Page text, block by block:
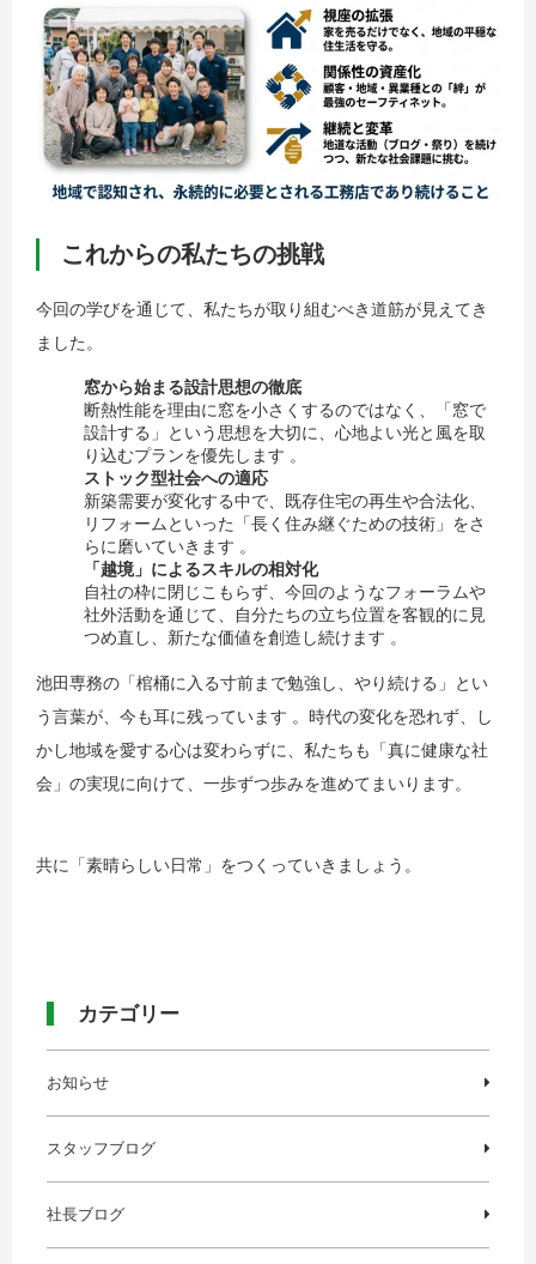
これからの私たちの挑戦
今回の学びを通じて、私たちが取り組むべき道筋が見えてき
ました。
窓から始まる設計思想の徹底
断熱性能を理由に窓を小さくするのではなく、「窓で
設計する」という思想を大切に、心地よい光と風を取
り込むプランを優先します 。
ストック型社会への適応
新築需要が変化する中で、既存住宅の再生や合法化、
リフォームといった「長く住み継ぐための技術」をさ
らに磨いていきます 。
「越境」によるスキルの相対化
自社の枠に閉じこもらず、今回のようなフォーラムや
社外活動を通じて、自分たちの立ち位置を客観的に見
つめ直し、新たな価値を創造し続けます 。
池田専務の「棺桶に入る寸前まで勉強し、やり続ける」とい
う言葉が、今も耳に残っています 。時代の変化を恐れず、し
かし地域を愛する心は変わらずに、私たちも「真に健康な社
会」の実現に向けて、一歩ずつ歩みを進めてまいります。
共に「素晴らしい日常」をつくっていきましょう。
カテゴリー
お知らせ
スタッフブログ
社長ブログ